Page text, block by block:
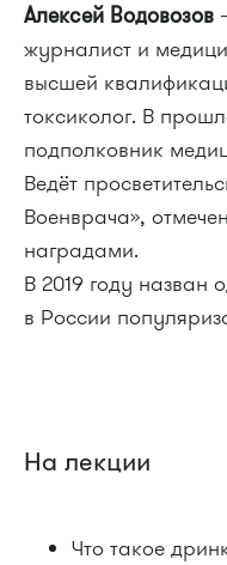
Алексей Водовозов
журналист и
высшей
токсиколог. В
подполковник
Ведёт
Военврача»,
наградами.
В 2019 году назван
в России
На лекции
Что такое